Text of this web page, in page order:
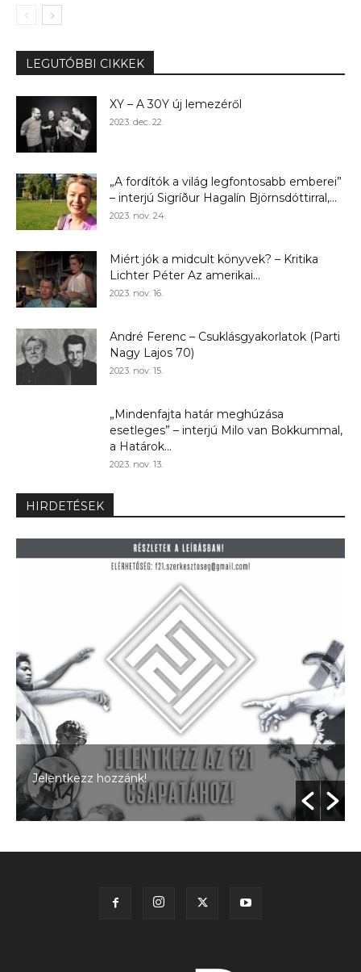
LEGUTÓBBI CIKKEK
XY – A 30Y új lemezéről
2023. dec. 22.
„A fordítók a világ legfontosabb emberei”
– interjú Sigríður Hagalín Björnsdóttirral,...
2023. nov. 24.
Miért jók a midcult könyvek? – Kritika
Lichter Péter Az amerikai...
2023. nov. 16.
André Ferenc – Csuklásgyakorlatok (Parti
Nagy Lajos 70)
2023. nov. 15.
„Mindenfajta határ meghúzása
esetleges” – interjú Milo van Bokkummal,
a Határok...
2023. nov. 13.
HIRDETÉSEK
Jelentkezz hozzánk!